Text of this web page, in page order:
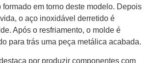
formado em torno deste modelo. Depois
o aço inoxidável derretido é
Após o resfriamento, o molde é
para trás uma peça metálica acabada.
por produzir componentes com